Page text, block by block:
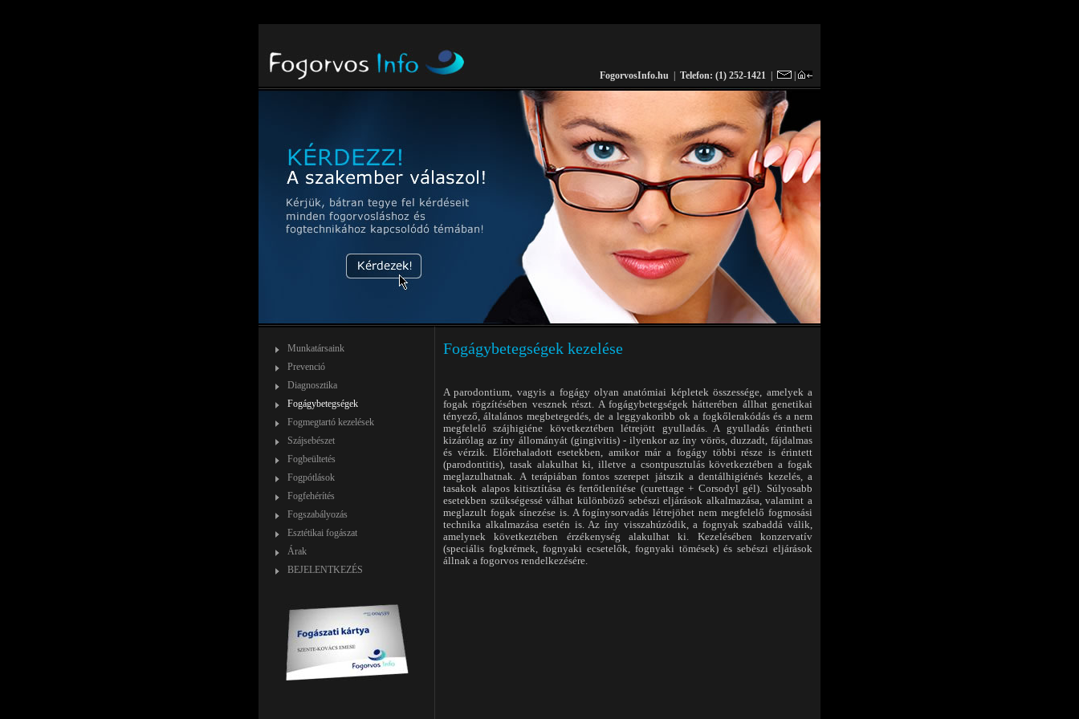
Fogorvos­Info.hu Telefon: (1) 252-1421
Munkatársaink
Prevenció
Diagnosztika
Fogágybetegségek
Fogmegtartó kezelések
Szájsebészet
Fogbeültetés
Fogpótlások
Fogfehérítés
Fogszabályozás
Esztétikai fogászat
Árak
BEJELENTKEZÉS
Fogágybetegségek kezelése
A parodontium, vagyis a fogágy olyan anatómiai képletek összessége, amelyek a
fogak rögzítésében vesznek részt. A fogágybetegségek hátterében állhat genetikai
tényező, általános megbetegedés, de a leggyakoribb ok a fogkőlerakódás és a nem
megfelelő szájhigiéne következtében létrejött gyulladás. A gyulladás érintheti
kizárólag az íny állományát (gingivitis) - ilyenkor az íny vörös, duzzadt, fájdalmas
és vérzik. Előrehaladott esetekben, amikor már a fogágy többi része is érintett
(parodontitis), tasak alakulhat ki, illetve a csontpusztulás következtében a fogak
meglazulhatnak. A terápiában fontos szerepet játszik a dentálhigiénés kezelés, a
tasakok alapos kitisztítása és fertőtlenítése (curettage + Corsodyl gél). Súlyosabb
esetekben szükségessé válhat különböző sebészi eljárások alkalmazása, valamint a
meglazult fogak sínezése is. A fogínysorvadás létrejöhet nem megfelelő fogmosási
technika alkalmazása esetén is. Az íny visszahúzódik, a fognyak szabaddá válik,
amelynek következtében érzékenység alakulhat ki. Kezelésében konzervatív
(speciális fogkrémek, fognyaki ecsetelők, fognyaki tömések) és sebészi eljárások
állnak a fogorvos rendelkezésére.